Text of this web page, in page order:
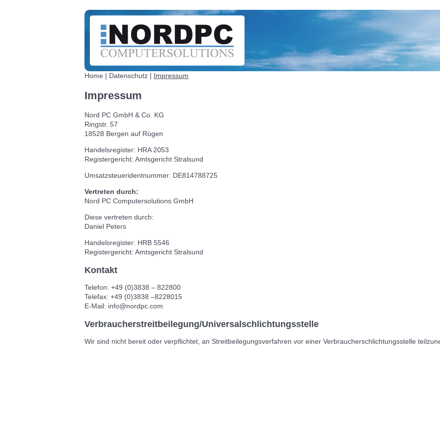
Home | Datenschutz | Impressum
Impressum
Nord PC GmbH & Co. KG
Ringstr. 57
18528 Bergen auf Rügen
Handelsregister: HRA 2053
Registergericht: Amtsgericht Stralsund
Umsatzsteueridentnummer: DE814788725
Vertreten durch:
Nord PC Computersolutions GmbH
Diese vertreten durch:
Daniel Peters
Handelsregister: HRB 5546
Registergericht: Amtsgericht Stralsund
Kontakt
Telefon: +49 (0)3838 – 822800
Telefax: +49 (0)3838 –8228015
E-Mail: info@nordpc.com
Verbraucher­streit­beilegung/Universal­schlichtungs­stelle
Wir sind nicht bereit oder verpflichtet, an Streitbeilegungsverfahren vor einer Verbraucherschlichtungsstelle